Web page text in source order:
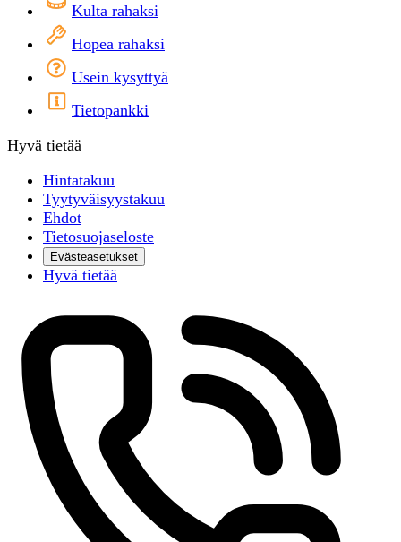
Kulta rahaksi
Hopea rahaksi
Usein kysyttyä
Tietopankki
Hyvä tietää
Hintatakuu
Tyytyväisyystakuu
Ehdot
Tietosuojaseloste
Evästeasetukset
Hyvä tietää